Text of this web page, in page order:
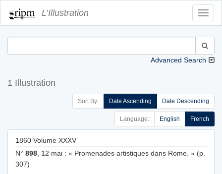
L’Illustration
Advanced Search
1 Illustration
Sort By: Date Ascending Date Descending
Language: English French
1860 Volume XXXV
N° 898 , 12 mai : « Promenades artistiques dans Rome. » (p.
307)